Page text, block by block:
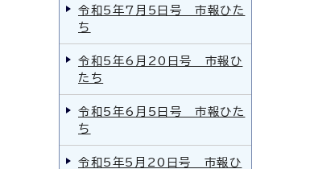
令和5年7月5日号 市報ひた
ち
令和5年6月20日号 市報ひ
たち
令和5年6月5日号 市報ひた
ち
令和5年5月20日号 市報ひ